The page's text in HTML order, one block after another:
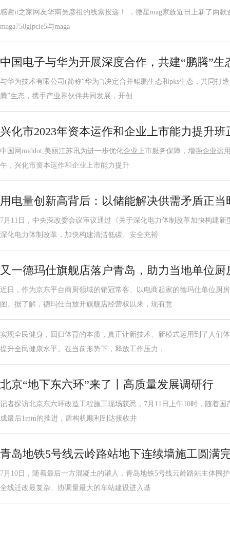
感谢it之家网友华南吴彦祖的线索投递！ ，微星mag家族近日上新了两
maga750glpcie5与maga
中国电子与华为开展深度合作，共建“鹏腾”生
与华为技术有限公司(简称“华为”)决定合并鲲鹏生态和pks生态，共同打
腾”生态，携手产业界伙伴共同发展，开创
兴化市2023年资本运作和企业上市能力提升班
中国网middot;美丽江苏讯为进一步优化企业上市服务保障，增强企业运
午，兴化市资本运作和企业上市能力提升
用电量创新高背后：以储能解决供需矛盾正当
7月11日，中央深改委会议审议通过《关于深化电力体制改革加快构建
深化电力体制改革，加快构建清洁低碳、安全充裕
又一德玛仕旗舰店落户青岛，助力当地单位
近日，作为京东平台商厨领域的销冠常客、以电商起家的德玛仕单位厨
图。据了解，德玛仕自放开旗舰店经营权以来，现有意
实现全民健身，回归体育的本质，真正让新技术、新模式运用到了人们
提升全民健康水平。在当前形势下，释放工作压力，
北京“地下东六环”来了丨高质量发展调研行
记者探访北京东六环改造工程施工现场获悉，7月11日上午10时，随着国
成最后1mm的推进，盾构机顺利到达接收井
青岛地铁5号线云岭路站地下连续墙施工圆满
7月10日，随着最后一方混凝土的灌入，青岛地铁5号线云岭路站主体围
全线迁改最复杂、协调量最大的车站建设进入基